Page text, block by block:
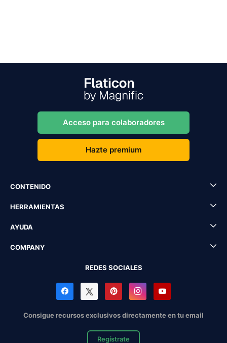
Acceso para colaboradores
Hazte premium
CONTENIDO
HERRAMIENTAS
AYUDA
COMPANY
REDES SOCIALES
Consigue recursos exclusivos directamente en tu email
Regístrate